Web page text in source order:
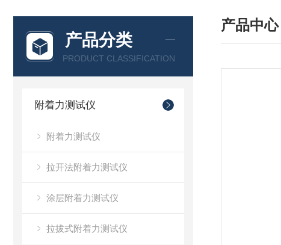
产品分类
PRODUCT CLASSIFICATION
附着力测试仪
附着力测试仪
拉开法附着力测试仪
涂层附着力测试仪
拉拔式附着力测试仪
产品中心